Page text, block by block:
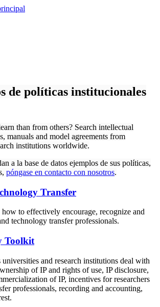
de políticas institucionales
than from others? Search intellectual
manuals and model agreements from
institutions worldwide.
a la base de datos ejemplos de sus políticas,
póngase en contacto con nosotros.
Transfer
to effectively encourage, recognize and
technology transfer professionals.
Toolkit
and research institutions deal with
of IP and rights of use, IP disclosure,
of IP, incentives for researchers
professionals, recording and accounting,